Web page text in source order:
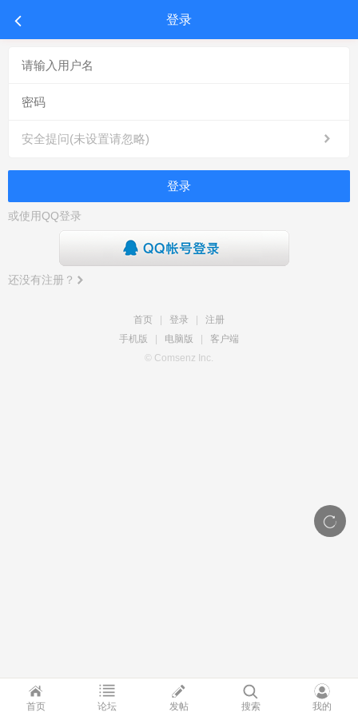
登录
安全提问(未设置请忽略)
登录
或使用QQ登录
还没有注册？
首页 登录
注册
手机版
电脑版
客户端
© Comsenz Inc.
首页 论坛 发帖 搜索 我的